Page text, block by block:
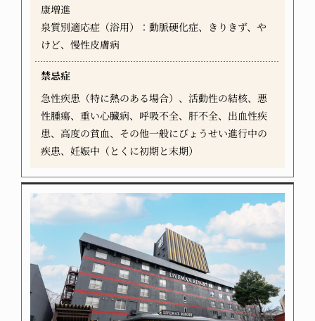
康増進
泉質別適応症（浴用）：動脈硬化症、きりきず、や
けど、慢性皮膚病
禁忌症
急性疾患（特に熱のある場合）、活動性の結核、悪
性腫瘍、重い心臓病、呼吸不全、肝不全、出血性疾
患、高度の貧血、その他一般にびょうせい進行中の
疾患、妊娠中（とくに初期と末期）